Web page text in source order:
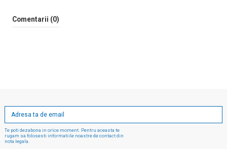
Comentarii (0)
Te poti dezabona in orice moment. Pentru aceasta te
rugam sa folosesti informatiile noastre de contact din
nota legala.